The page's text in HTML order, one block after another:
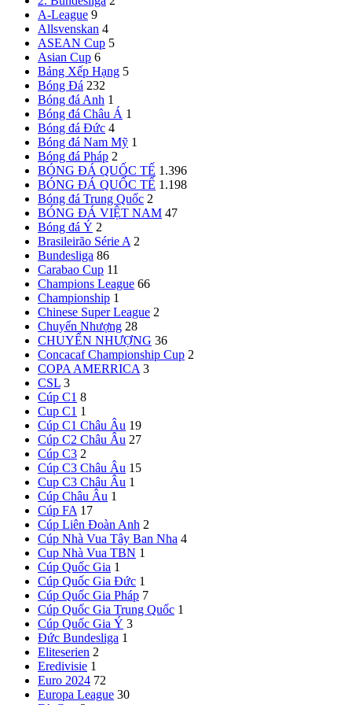
A-League 9
Allsvenskan 4
ASEAN Cup 5
Asian Cup 6
Bảng Xếp Hạng 5
Bóng Đá 232
Bóng đá Anh 1
Bóng đá Châu Á 1
Bóng đá Đức 4
Bóng đá Nam Mỹ 1
Bóng đá Pháp 2
BÓNG ĐÁ QUỐC TẾ 1.396
BÓNG ĐÁ QUỐC TẾ 1.198
Bóng đá Trung Quốc 2
BÓNG ĐÁ VIỆT NAM 47
Bóng đá Ý 2
Brasileirão Série A 2
Bundesliga 86
Carabao Cup 11
Champions League 66
Championship 1
Chinese Super League 2
Chuyển Nhượng 28
CHUYỂN NHƯỢNG 36
Concacaf Championship Cup 2
COPA AMERRICA 3
CSL 3
Cúp C1 8
Cup C1 1
Cúp C1 Châu Âu 19
Cúp C2 Châu Âu 27
Cúp C3 2
Cúp C3 Châu Âu 15
Cup C3 Châu Âu 1
Cúp Châu Âu 1
Cúp FA 17
Cúp Liên Đoàn Anh 2
Cúp Nhà Vua Tây Ban Nha 4
Cup Nhà Vua TBN 1
Cúp Quốc Gia 1
Cúp Quốc Gia Đức 1
Cúp Quốc Gia Pháp 7
Cúp Quốc Gia Trung Quốc 1
Cúp Quốc Gia Ý 3
Đức Bundesliga 1
Eliteserien 2
Eredivisie 1
Euro 2024 72
Europa League 30